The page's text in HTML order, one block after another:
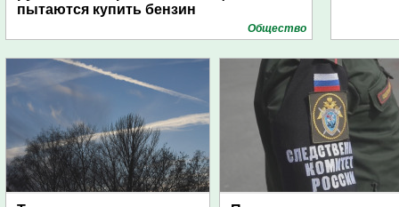
пытаются купить бензин
Общество